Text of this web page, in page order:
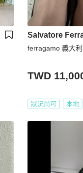
Salvatore
ferragamo 義大
TWD
狀況尚可 本地